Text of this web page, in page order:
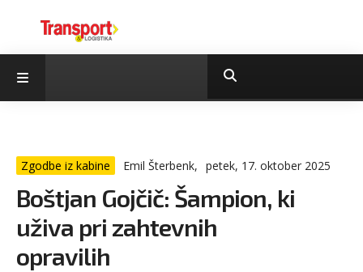
Zgodbe iz kabine Emil Šterbenk, petek, 17. oktober 2025
Boštjan Gojčič: Šampion, ki
uživa pri zahtevnih
opravilih